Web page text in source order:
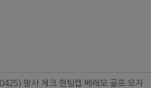
망사 체크 헌팅캡 베레모 골프 모자